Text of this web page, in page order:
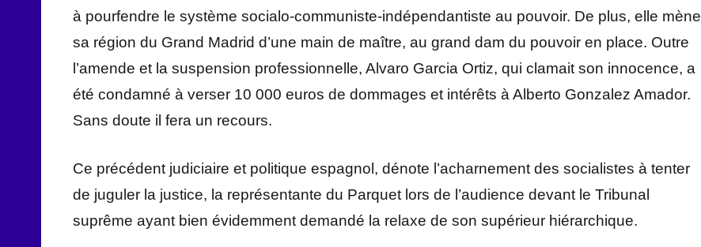
à pourfendre le système socialo-communiste-indépendantiste au pouvoir. De plus, elle mène
sa région du Grand Madrid d’une main de maître, au grand dam du pouvoir en place. Outre
l’amende et la suspension professionnelle, Alvaro Garcia Ortiz, qui clamait son innocence, a
été condamné à verser 10 000 euros de dommages et intérêts à Alberto Gonzalez Amador.
Sans doute il fera un recours.
Ce précédent judiciaire et politique espagnol, dénote l’acharnement des socialistes à tenter
de juguler la justice, la représentante du Parquet lors de l’audience devant le Tribunal
suprême ayant bien évidemment demandé la relaxe de son supérieur hiérarchique.